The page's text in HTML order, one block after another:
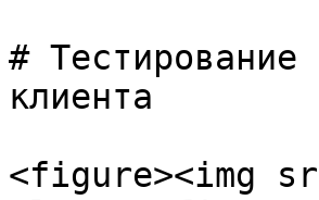
# Тестирование
клиента
<figure><img